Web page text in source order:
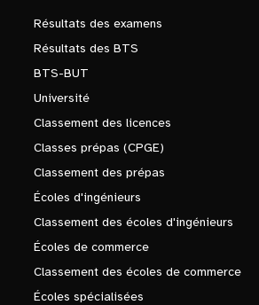
Résultats des examens
Résultats des BTS
BTS-BUT
Université
Classement des licences
Classes prépas (CPGE)
Classement des prépas
Écoles d'ingénieurs
Classement des écoles d'ingénieurs
Écoles de commerce
Classement des écoles de commerce
Écoles spécialisées